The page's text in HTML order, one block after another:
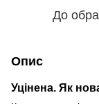
До
Опис
Уцінена. Як